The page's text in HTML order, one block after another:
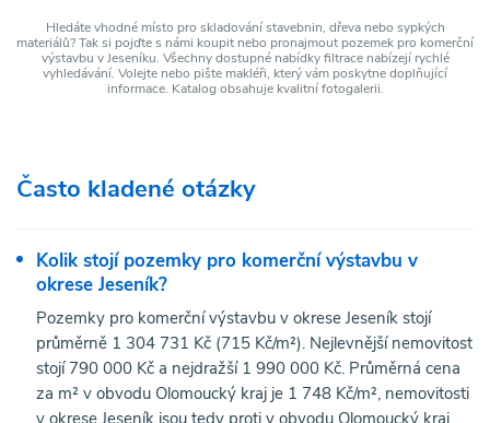
Hledáte vhodné místo pro skladování stavebnin, dřeva nebo sypkých
materiálů? Tak si pojďte s námi koupit nebo pronajmout pozemek pro komerční
výstavbu v Jeseníku. Všechny dostupné nabídky filtrace nabízejí rychlé
vyhledávání. Volejte nebo pište makléři, který vám poskytne doplňující
informace. Katalog obsahuje kvalitní fotogalerii.
Často kladené otázky
Kolik stojí pozemky pro komerční výstavbu v
okrese Jeseník?
Pozemky pro komerční výstavbu v okrese Jeseník stojí
průměrně 1 304 731 Kč (715 Kč/m²). Nejlevnější nemovitost
stojí 790 000 Kč a nejdražší 1 990 000 Kč. Průměrná cena
za m² v obvodu Olomoucký kraj je 1 748 Kč/m², nemovitosti
v okrese Jeseník jsou tedy proti v obvodu Olomoucký kraj